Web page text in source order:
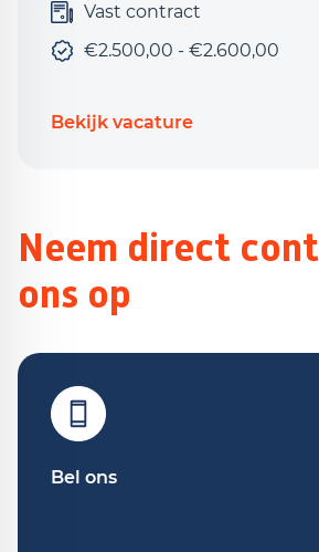
Vast contract
€2.500,00 - €2.600,00
Bekijk vacature
Neem direct
ons op
Bel ons